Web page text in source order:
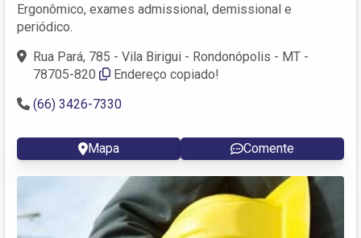
Ergonômico, exames admissional, demissional e
periódico.
Rua Pará, 785 - Vila Birigui - Rondonópolis - MT -
78705-820
Endereço copiado!
(66) 3426-7330
Mapa Comente